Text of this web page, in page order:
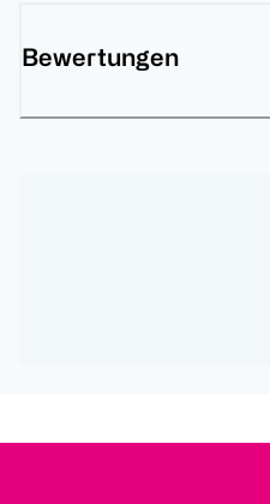
Bewertungen